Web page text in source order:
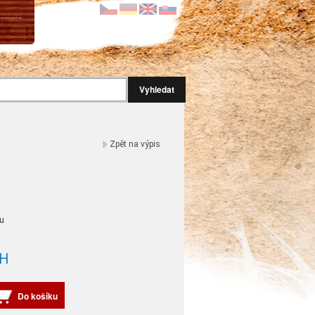
Vyhledat
Zpět na výpis
Do košíku